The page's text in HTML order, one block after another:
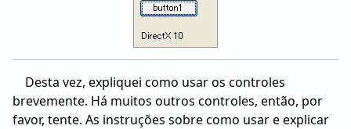
Desta vez, expliquei como usar os controles
brevemente. Há muitos outros controles, então, por
favor, tente. As instruções sobre como usar e explicar